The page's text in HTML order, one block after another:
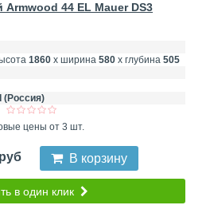
44 EL Mauer DS3
1860 х ширина 580 х глубина 505
(Россия)
цены от 3 шт.
В корзину
в один клик